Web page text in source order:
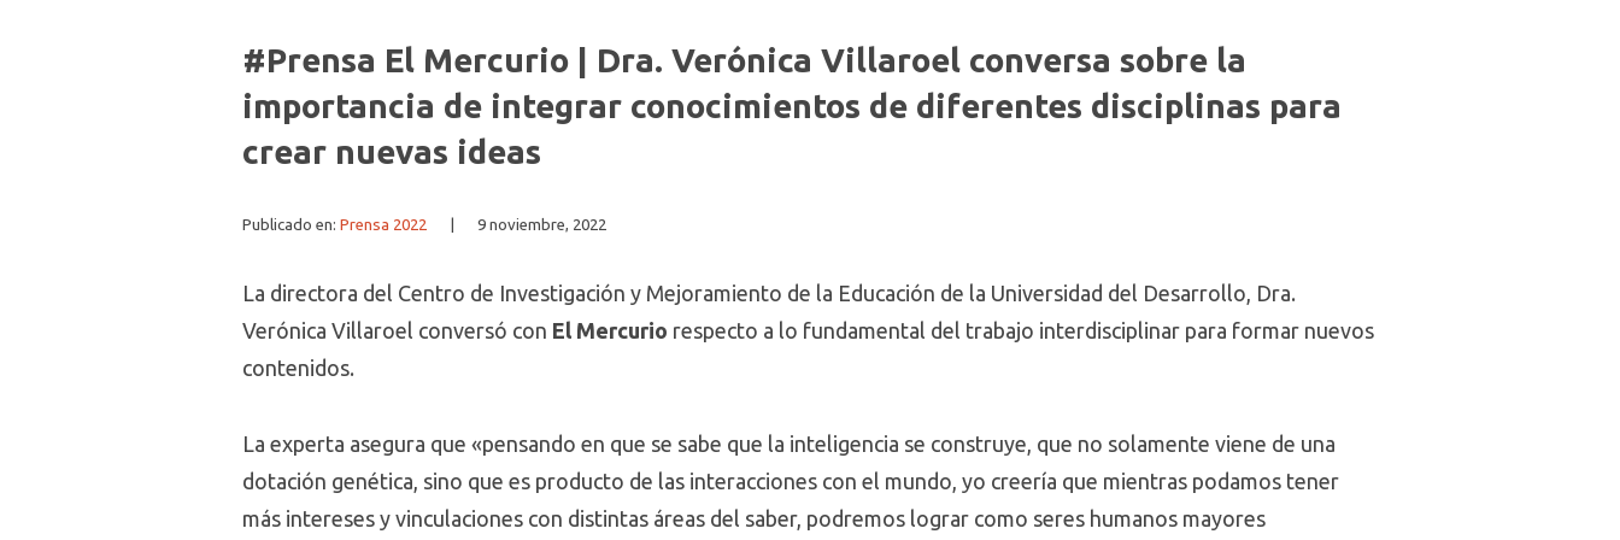
#Prensa El Mercurio | Dra. Verónica Villaroel conversa sobre la
importancia de integrar conocimientos de diferentes disciplinas para
crear nuevas ideas
Publicado en: Prensa 2022 9 noviembre, 2022
La directora del Centro de Investigación y Mejoramiento de la Educación de la Universidad del Desarrollo, Dra.
Verónica Villaroel conversó con El Mercurio respecto a lo fundamental del trabajo interdisciplinar para formar nuevos
contenidos.
La experta asegura que «pensando en que se sabe que la inteligencia se construye, que no solamente viene de una
dotación genética, sino que es producto de las interacciones con el mundo, yo creería que mientras podamos tener
más intereses y vinculaciones con distintas áreas del saber, podremos lograr como seres humanos mayores